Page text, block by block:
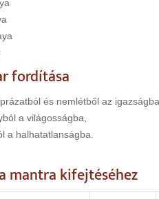
fordítása
és nemlétből az
a világosságba,
a halhatatlanságba.
mantra kifejtéséhez